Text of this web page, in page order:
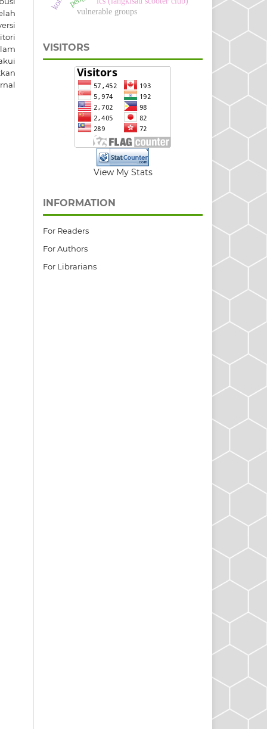
vulnerable groups
VISITORS
View My Stats
INFORMATION
For Readers
For Authors
For Librarians